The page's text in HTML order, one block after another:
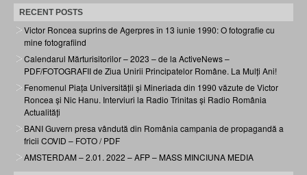
RECENT POSTS
Victor Roncea suprins de Agerpres în 13 iunie 1990: O fotografie cu
mine fotografiind
Calendarul Mărturisitorilor – 2023 – de la ActiveNews –
PDF/FOTOGRAFII de Ziua Unirii Principatelor Române. La Mulți Ani!
Fenomenul Piața Universității și Mineriada din 1990 văzute de Victor
Roncea și Nic Hanu. Interviuri la Radio Trinitas și Radio România
Actualități
BANI Guvern presa vândută din România campania de propagandă a
fricii COVID – FOTO / PDF
AMSTERDAM – 2.01. 2022 – AFP – MASS MINCIUNA MEDIA